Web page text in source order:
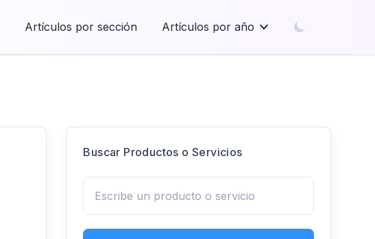
Artículos por sección Artículos por año
Buscar Productos o Servicios